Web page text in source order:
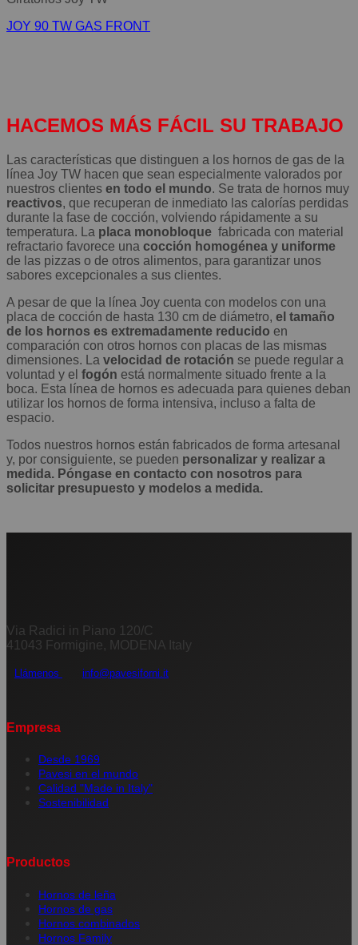
JOY 90 TW GAS FRONT
HACEMOS MÁS FÁCIL SU TRABAJO
Las características que distinguen a los hornos de gas de la
línea Joy TW hacen que sean especialmente valorados por
nuestros clientes en todo el mundo. Se trata de hornos muy
reactivos, que recuperan de inmediato las calorías perdidas
durante la fase de cocción, volviendo rápidamente a su
temperatura. La placa monobloque fabricada con material
refractario favorece una cocción homogénea y uniforme
de las pizzas o de otros alimentos, para garantizar unos
sabores excepcionales a sus clientes.
A pesar de que la línea Joy cuenta con modelos con una
placa de cocción de hasta 130 cm de diámetro, el tamaño
de los hornos es extremadamente reducido en
comparación con otros hornos con placas de las mismas
dimensiones. La velocidad de rotación se puede regular a
voluntad y el fogón está normalmente situado frente a la
boca. Esta línea de hornos es adecuada para quienes deban
utilizar los hornos de forma intensiva, incluso a falta de
espacio.
Todos nuestros hornos están fabricados de forma artesanal
y, por consiguiente, se pueden personalizar y realizar a
medida. Póngase en contacto con nosotros para
solicitar presupuesto y modelos a medida.
Via Radici in Piano 120/C
41043 Formigine, MODENA Italy
Llámenos info@pavesiforni.it
Empresa
Desde 1969
Pavesi en el mundo
Calidad "Made in Italy"
Sostenibilidad
Productos
Hornos de leña
Hornos de gas
Hornos combinados
Hornos Family